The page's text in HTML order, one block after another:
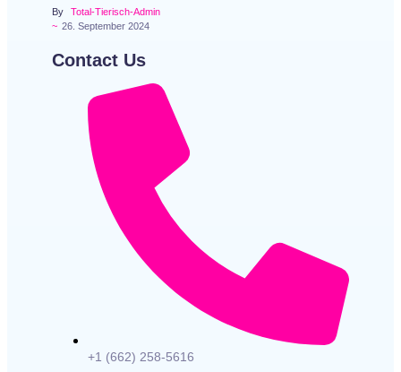
By
Total-Tierisch-Admin
~ 26. September 2024
Contact Us
+1 (662) 258-5616